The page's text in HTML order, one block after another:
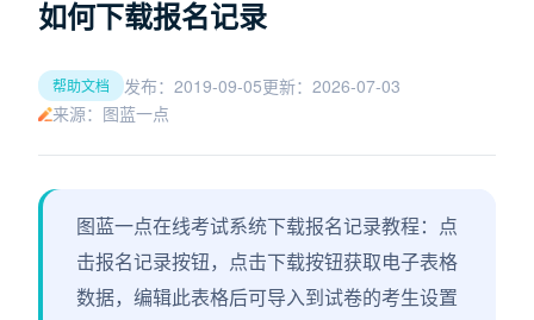
如何下载报名记录
帮助文档 发布：2019-09-05更新：2026-07-03
来源：图蓝一点
图蓝一点在线考试系统下载报名记录教程：点
击报名记录按钮，点击下载按钮获取电子表格
数据，编辑此表格后可导入到试卷的考生设置